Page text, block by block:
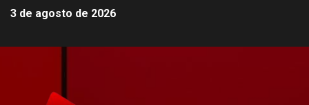
3 de agosto de 2026